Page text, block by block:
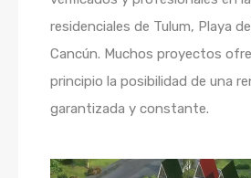
residenciales de Tulum, Playa
Cancún. Muchos proyectos
principio la posibilidad de una
garantizada y constante.